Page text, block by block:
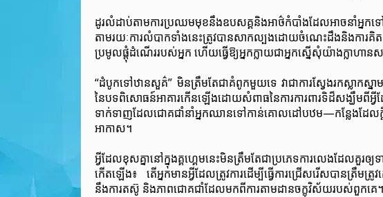
ដូរលំដាប់តាមការប្រឈមមុខនឹងឧបសគ្គនិងអាថ៌កំបាំងដែលអាចនាំអ្នក
តាមរយៈការលំបាកទាំងនេះត្រូវបានសាកល្បងដោយចំណេះដឹងនិងការគិ
ប្រមូលផ្តុំដំណើររបស់អ្នក ហើយធ្វើឱ្យអ្នកក្លាយជាអ្នកស្នើសុំយ៉ាងក្លាហាន
“ដំបូកទៅឋានសួគ៌” មិនត្រឹមតែជាគំពូកមួយទេ វាជាការស្វែងរកស្លាកស្នា
នៃបទពិសោធន៍អាគារកើនឡើងដោយសំពាធនៃការការពារទិដ៏សង្ឃឹមពី
ទាក់ទាញដែលជោគជាំនាំអ្នកឈានទៅកាន់គោលដៅបឋម—កន្លែងដែលក្តី
អាកាស។
អ្វីដែលខុសគ្នានៅក្នុងគ្គហ្គេមនេះមិនត្រឹមតែជាប្រភេទការលេងដែល
កើតឡើង៖ តើអ្នកមានអ្វីដែលត្រូវការដើម្បីធ្វើការជ្រើសរើសបានត្រឹម
នឹងការតស៊ូ និងភាពជោគជាំដែលមកពីការតាមដានចក្ខុវិស័យរបស់ពួកគេ។